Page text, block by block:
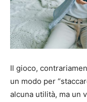
Il gioco,
un modo per
alcuna utilità, ma un